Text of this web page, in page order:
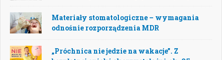
Materiały stomatologiczne – wymagania
odnośnie rozporządzenia MDR
„Próchnica nie jedzie na wakacje”. Z